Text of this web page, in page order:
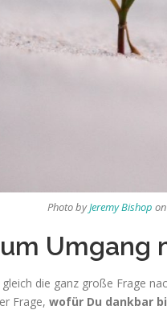
Photo byJeremy Bishop on
Umgang
die ganz große Frage
Frage, wofür Du dankbar